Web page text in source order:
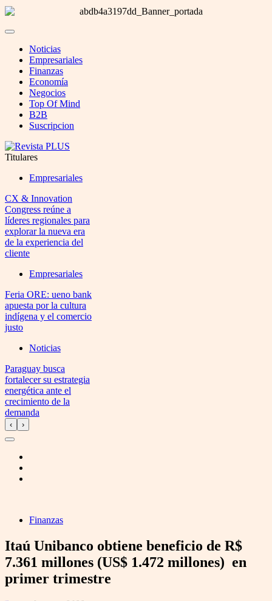
Noticias
Empresariales
Finanzas
Economía
Negocios
Top Of Mind
B2B
Suscripcion
Titulares
Empresariales
CX & Innovation
Congress reúne a
líderes regionales para
explorar la nueva era
de la experiencia del
cliente
Empresariales
Feria ORE: ueno bank
apuesta por la cultura
indígena y el comercio
justo
Noticias
Paraguay busca
fortalecer su estrategia
energética ante el
crecimiento de la
demanda
‹ ›
Finanzas
Itaú Unibanco obtiene beneficio de R$
7.361 millones (US$ 1.472 millones) en
primer trimestre